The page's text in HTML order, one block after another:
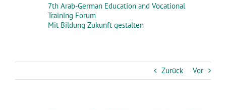
Zurück Vor
7th Arab-German Education and Vocational
Training Forum
Mit Bildung Zukunft gestalten